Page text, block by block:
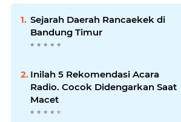
Sejarah Daerah Rancaekek di
Bandung Timur
Inilah 5 Rekomendasi Acara
Radio. Cocok Didengarkan Saat
Macet